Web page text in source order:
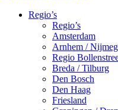
Regio’s
Regio’s
Amsterdam
Arnhem /
Regio
Breda / Tilburg
Den Bosch
Den Haag
Friesland